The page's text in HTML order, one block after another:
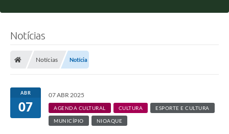
Notícias
Notícias Notícia
ABR
07
07 ABR 2025
AGENDA CULTURAL CULTURA ESPORTE E CULTURA
MUNICÍPIO NIOAQUE